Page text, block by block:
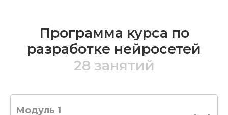
Программа курса по
разработке нейросетей
28 занятий
Модуль 1